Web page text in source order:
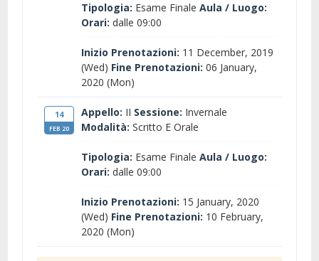
Tipologia: Esame Finale Aula / Luogo:
Orari: dalle 09:00
Inizio Prenotazioni: 11 December, 2019
(Wed) Fine Prenotazioni: 06 January,
2020 (Mon)
14
FEB 20
Appello: II Sessione: Invernale
Modalità: Scritto E Orale
Tipologia: Esame Finale Aula / Luogo:
Orari: dalle 09:00
Inizio Prenotazioni: 15 January, 2020
(Wed) Fine Prenotazioni: 10 February,
2020 (Mon)